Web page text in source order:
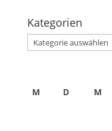
Kategorien
Kategorien
M D M